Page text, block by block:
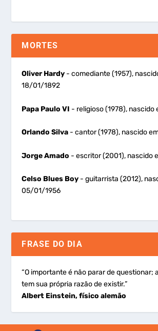
MORTES
Oliver Hardy - comediante (1957),
18/01/1892
Papa Paulo VI - religioso (1978),
Orlando Silva - cantor (1978), nascido
Jorge Amado - escritor (2001), nascido
Celso Blues Boy - guitarrista (2012),
05/01/1956
FRASE DO DIA
“O importante é não parar de questionar;
tem sua própria razão de existir.”
Albert Einstein, físico alemão